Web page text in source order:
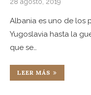
28 agosto, 2019
Albania es uno de los
Yugoslavia hasta la
que se…
LEER MÁS